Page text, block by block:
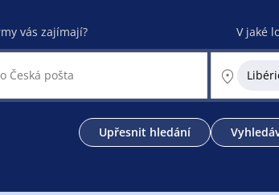
vás zajímají? V jaké
Upřesnit hledání